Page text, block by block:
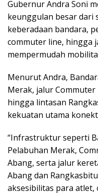
Gubernur Andra Soni
keunggulan besar dari
keberadaan bandara,
commuter line, hingga
mempermudah
Menurut Andra,
Merak, jalur
hingga lintasan
kekuatan utama
“Infrastruktur seperti
Pelabuhan Merak,
Abang, serta jalur
Abang dan
aksesibilitas para atlet,